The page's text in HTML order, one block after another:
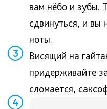
вам нёбо и зубы.
сдвинуться, и вы
ноты.
3
Висящий на
придерживайте
сломается,
4